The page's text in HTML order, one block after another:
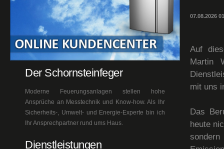
07.08.2026
Auf
Martin
mit uns
Das
heute
Der Schornsteinfeger
Moderne Feuerungsanlagen stellen hohe
Ansprüche an Messtechnik und Know-how. Als Ihr
Sicherheits-, Umwelt- und Energie-Experte bin ich
Ihr Ansprechpartner rund ums Haus.
Dienstleistungen